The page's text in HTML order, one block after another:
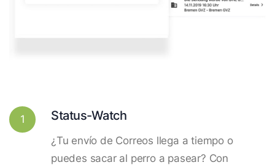
1 Status-Watch
¿Tu envío de Correos llega a tiempo o
puedes sacar al perro a pasear? Con